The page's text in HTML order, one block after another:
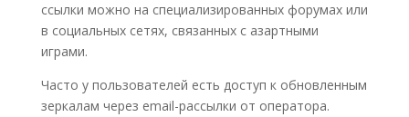
ссылки можно на специализированных форумах или
в социальных сетях, связанных с азартными
играми.
Часто у пользователей есть доступ к обновленным
зеркалам через email-рассылки от оператора.